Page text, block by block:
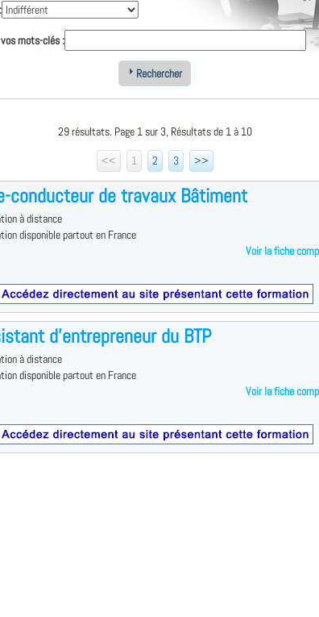
mots-clés :
Rechercher
29 résultats. Page 1 sur 3, Résultats de 1 à 10
<<
1 2 3 >>
conducteur de travaux Bâtiment
à distance
disponible partout en France
Voir la fiche
d'entrepreneur du BTP
à distance
disponible partout en France
Voir la fiche